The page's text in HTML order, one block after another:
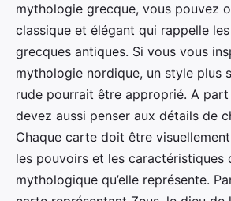
mythologie grecque, vous pouvez
classique et élégant qui rappelle
grecques antiques. Si vous vous
mythologie nordique, un style plus
rude pourrait être approprié. A
devez aussi penser aux détails de
Chaque carte doit être
les pouvoirs et les caractéristiques
mythologique qu’elle représente.